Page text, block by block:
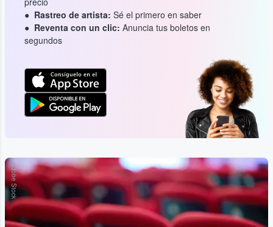
Rastreo de artista: Sé el primero en saber
Reventa con un clic: Anuncia tus boletos en
segundos
Adobe Stock